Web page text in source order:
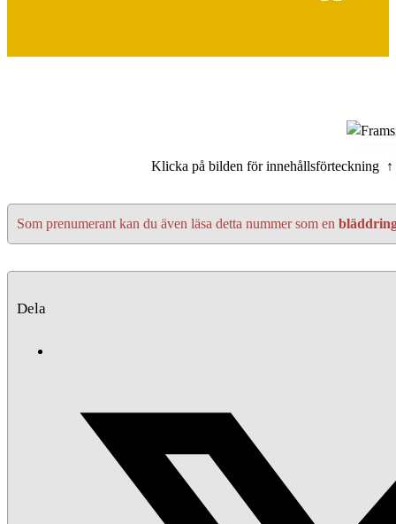
Klicka på bilden för innehållsförteckning ↑
Som prenumerant kan du även läsa detta nummer som en
Dela